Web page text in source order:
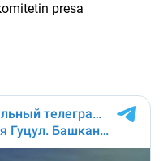
presa